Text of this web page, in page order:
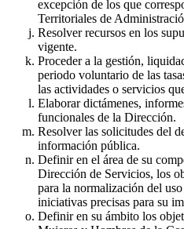
excepción de los que
Territoriales de
Resolver recursos en los
vigente.
Proceder a la gestión,
periodo voluntario de las
las actividades o servicios
Elaborar dictámenes,
funcionales de la Dirección.
Resolver las solicitudes del
información pública.
Definir en el área de su
Dirección de Servicios, los
para la normalización del
iniciativas precisas para su
Definir en su ámbito los